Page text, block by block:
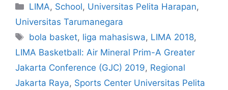
LIMA, School, Universitas Pelita Harapan,
Universitas Tarumanegara
bola basket, liga mahasiswa, LIMA 2018,
LIMA Basketball: Air Mineral Prim-A Greater
Jakarta Conference (GJC) 2019, Regional
Jakarta Raya, Sports Center Universitas Pelita